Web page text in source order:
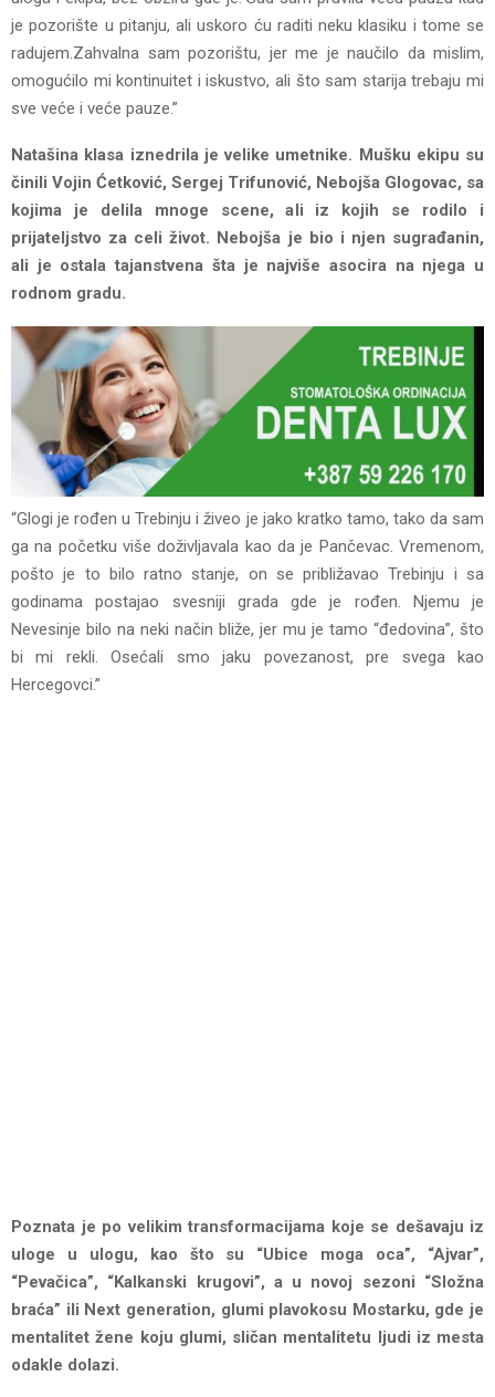
je pozorište u pitanju, ali uskoro ću raditi neku klasiku i tome se
radujem.Zahvalna sam pozorištu, jer me je naučilo da mislim,
omogućilo mi kontinuitet i iskustvo, ali što sam starija trebaju mi
sve veće i veće pauze.”
Natašina klasa iznedrila je velike umetnike. Mušku ekipu su
činili Vojin Ćetković, Sergej Trifunović, Nebojša Glogovac, sa
kojima je delila mnoge scene, ali iz kojih se rodilo i
prijateljstvo za celi život. Nebojša je bio i njen sugrađanin,
ali je ostala tajanstvena šta je najviše asocira na njega u
rodnom gradu.
“Glogi je rođen u Trebinju i živeo je jako kratko tamo, tako da sam
ga na početku više doživljavala kao da je Pančevac. Vremenom,
pošto je to bilo ratno stanje, on se približavao Trebinju i sa
godinama postajao svesniji grada gde je rođen. Njemu je
Nevesinje bilo na neki način bliže, jer mu je tamo “đedovina”, što
bi mi rekli. Osećali smo jaku povezanost, pre svega kao
Hercegovci.”
Poznata je po velikim transformacijama koje se dešavaju iz
uloge u ulogu, kao što su “Ubice moga oca”, “Ajvar”,
“Pevačica”, “Kalkanski krugovi”, a u novoj sezoni “Složna
braća” ili Next generation, glumi plavokosu Mostarku, gde je
mentalitet žene koju glumi, sličan mentalitetu ljudi iz mesta
odakle dolazi.